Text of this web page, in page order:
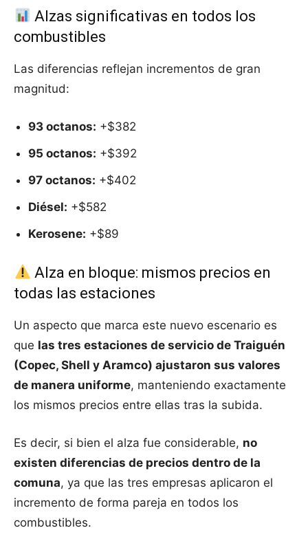
Alzas significativas en todos los
combustibles
Las diferencias reflejan incrementos de gran
magnitud:
93 octanos: +$382
95 octanos: +$392
97 octanos: +$402
Diésel: +$582
Kerosene: +$89
Alza en bloque: mismos precios en
todas las estaciones
Un aspecto que marca este nuevo escenario es
que las tres estaciones de servicio de Traiguén
(Copec, Shell y Aramco) ajustaron sus valores
de manera uniforme, manteniendo exactamente
los mismos precios entre ellas tras la subida.
Es decir, si bien el alza fue considerable, no
existen diferencias de precios dentro de la
comuna, ya que las tres empresas aplicaron el
incremento de forma pareja en todos los
combustibles.